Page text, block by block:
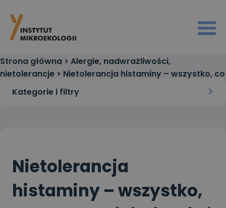
Strona główna > Alergie, nadwrażliwości,
nietolerancje > Nietolerancja histaminy – wszystko, co
warto o niej wiedzieć
Kategorie i filtry
Nietolerancja
histaminy – wszystko,